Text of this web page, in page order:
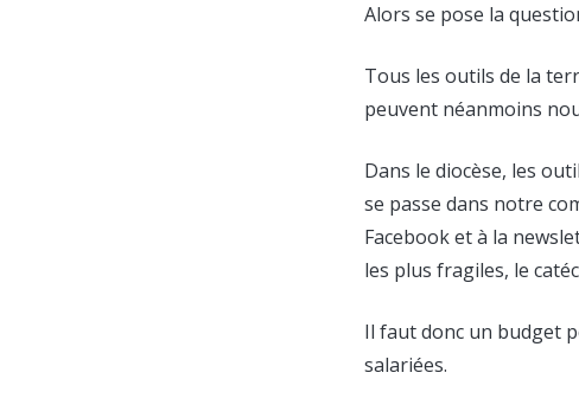
Alors se pose la
Tous les outils de la
peuvent néanmoins
Dans le diocèse, les
se passe dans notre
Facebook et à la
les plus fragiles, le
Il faut donc un budget
salariées.